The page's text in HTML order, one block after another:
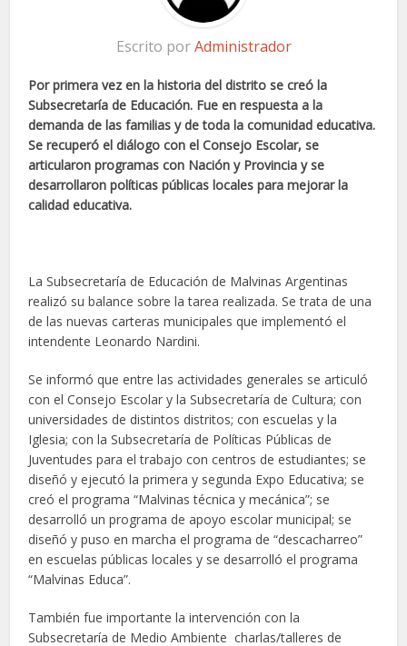
Escrito porAdministrador
Por primera vez en la historia del distrito se creó la
Subsecretaría de Educación. Fue en respuesta a la
demanda de las familias y de toda la comunidad educativa.
Se recuperó el diálogo con el Consejo Escolar, se
articularon programas con Nación y Provincia y se
desarrollaron políticas públicas locales para mejorar la
calidad educativa.
La Subsecretaría de Educación de Malvinas Argentinas
realizó su balance sobre la tarea realizada. Se trata de una
de las nuevas carteras municipales que implementó el
intendente Leonardo Nardini.
Se informó que entre las actividades generales se articuló
con el Consejo Escolar y la Subsecretaría de Cultura; con
universidades de distintos distritos; con escuelas y la
Iglesia; con la Subsecretaría de Políticas Públicas de
Juventudes para el trabajo con centros de estudiantes; se
diseñó y ejecutó la primera y segunda Expo Educativa; se
creó el programa “Malvinas técnica y mecánica”; se
desarrolló un programa de apoyo escolar municipal; se
diseñó y puso en marcha el programa de “descacharreo”
en escuelas públicas locales y se desarrolló el programa
“Malvinas Educa”.
También fue importante la intervención con la
Subsecretaría de Medio Ambiente charlas/talleres de